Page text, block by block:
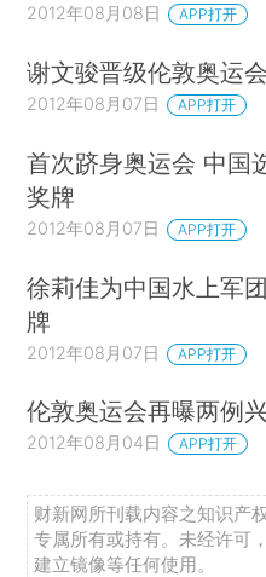
2012年08月08日 APP打开
谢文骏晋级伦敦奥运
2012年08月07日 APP打开
首次跻身奥运会 中国
奖牌
2012年08月07日 APP打开
徐莉佳为中国水上军
牌
2012年08月07日 APP打开
伦敦奥运会再曝两例
2012年08月04日 APP打开
财新网所刊载内容之知识产
专属所有或持有。未经许可
建立镜像等任何使用。